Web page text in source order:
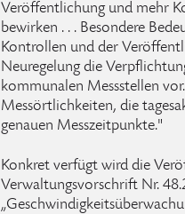
Veröffentlichung und mehr
bewirken . . . Besondere
Kontrollen und der
Neuregelung die
kommunalen Messstellen
Messörtlichkeiten, die
genauen Messzeitpunkte."
Konkret verfügt wird die
Verwaltungsvorschrift Nr.